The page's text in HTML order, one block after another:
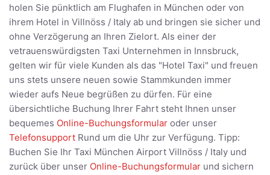
holen Sie pünktlich am Flughafen in München oder von
ihrem Hotel in Villnöss / Italy ab und bringen sie sicher und
ohne Verzögerung an Ihren Zielort. Als einer der
vetrauenswürdigsten Taxi Unternehmen in Innsbruck,
gelten wir für viele Kunden als das "Hotel Taxi" und freuen
uns stets unsere neuen sowie Stammkunden immer
wieder aufs Neue begrüßen zu dürfen. Für eine
übersichtliche Buchung Ihrer Fahrt steht Ihnen unser
bequemes Online-Buchungsformular oder unser
Telefonsupport Rund um die Uhr zur Verfügung. Tipp:
Buchen Sie Ihr Taxi München Airport Villnöss / Italy und
zurück über unser Online-Buchungsformular und sichern